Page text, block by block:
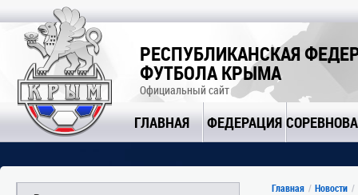
РЕСПУБЛИКАНСКАЯ
ФУТБОЛА КРЫМА
Официальный сайт
ГЛАВНАЯ ФЕДЕРАЦИЯ
Главная Новости